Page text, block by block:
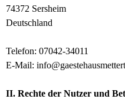
74372 Sersheim
Deutschland
Telefon: 07042-34011
E-Mail:
II. Rechte der Nutzer und